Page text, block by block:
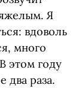
Я
вдоволь
много
этом году
два раза.